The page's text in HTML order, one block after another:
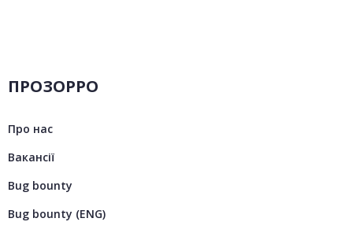
ПРОЗОРРО
Про нас
Вакансії
Bug bounty
Bug bounty (ENG)